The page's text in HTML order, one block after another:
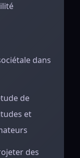
dans
de
et
des